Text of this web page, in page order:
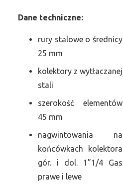
Dane techniczne:
rury stalowe o średnicy
25 mm
kolektory z wytłaczanej
stali
szerokość elementów
45 mm
nagwintowania na
końcówkach kolektora
gór. i dol. 1”1/4 Gas
prawe i lewe